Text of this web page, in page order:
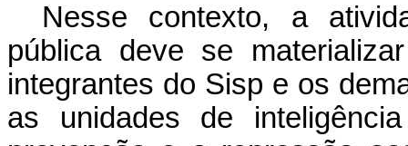
Nesse contexto, a
pública deve se
integrantes do Sisp e os
as unidades de